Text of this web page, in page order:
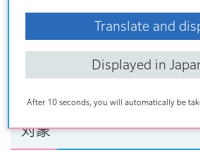
Translate and
Displayed in
After 10 seconds, you will automatically be
会場
（荒川区荒川三丁目49番1号）
対象